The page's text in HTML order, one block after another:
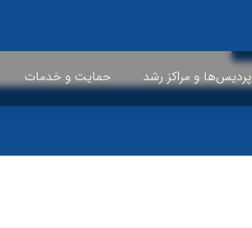
پردیس‌ها و مراکز رشد حمایت و خدمات